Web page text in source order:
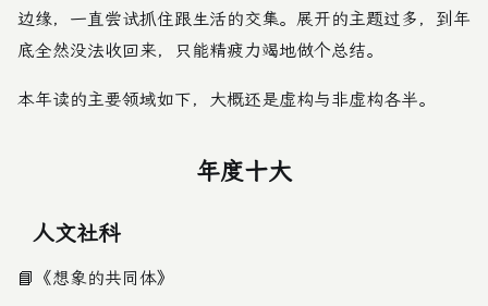
边缘，一直尝试抓住跟生活的交集。展开的主题过多，到年
底全然没法收回来，只能精疲力竭地做个总结。
本年读的主要领域如下，大概还是虚构与非虚构各半。
年度十大
人文社科
📘 《想象的共同体》